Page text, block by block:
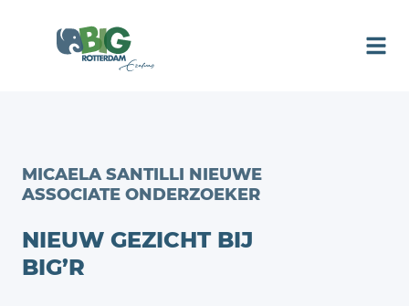
MICAELA SANTILLI NIEUWE
ASSOCIATE ONDERZOEKER
NIEUW GEZICHT BIJ
BIG’R